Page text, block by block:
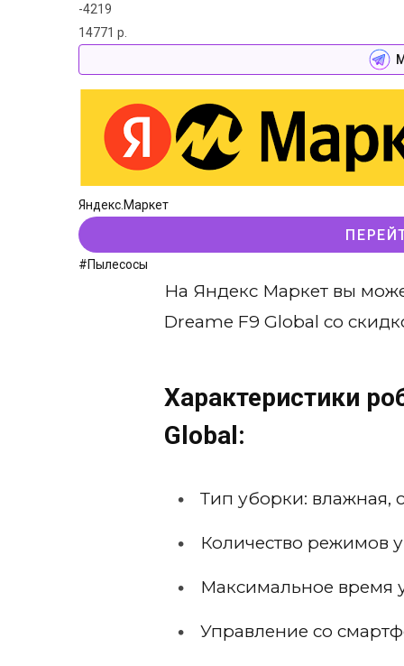
-4219
14771 р.
Яндекс.Маркет
#Пылесосы
На Яндекс Маркет вы
Dreame F9 Global со
Характеристики
Global:
Тип уборки: влажная,
Количество режимов
Максимальное время
Управление со